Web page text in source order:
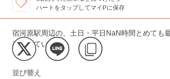
ハートをタップしてマイPに保存
宿河原駅周辺の、土日・平日NaN時間とめても
表示しています。
並び替え